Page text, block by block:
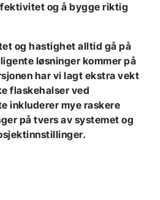
og å bygge riktig
og hastighet alltid gå på
løsninger kommer på
har vi lagt ekstra vekt
flaskehalser ved
inkluderer mye raskere
på tvers av systemet og